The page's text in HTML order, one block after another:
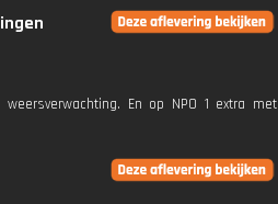
En op NPO 1 extra met